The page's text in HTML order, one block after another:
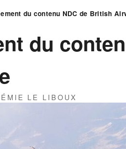
du contenu NDC de British
du
LE LIBOUX